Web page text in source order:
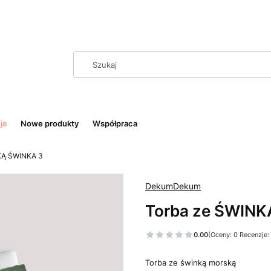
Nowe produkty Współpraca
ŚWINKA 3
DekumDekum
Torba ze
0.00(Oceny: 0 Recenzje:
Torba ze świnką morską